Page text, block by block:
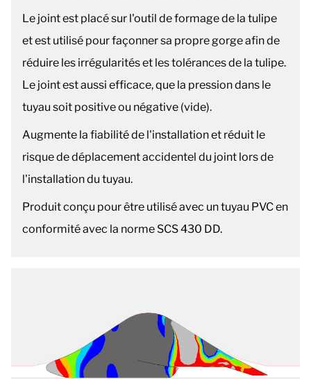
Le joint est placé sur l'outil de formage de la tulipe
et est utilisé pour façonner sa propre gorge afin de
réduire les irrégularités et les tolérances de la tulipe.
Le joint est aussi efficace, que la pression dans le
tuyau soit positive ou négative (vide).
Augmente la fiabilité de l'installation et réduit le
risque de déplacement accidentel du joint lors de
l'installation du tuyau.
Produit conçu pour être utilisé avec un tuyau PVC en
conformité avec la norme SCS 430 DD.